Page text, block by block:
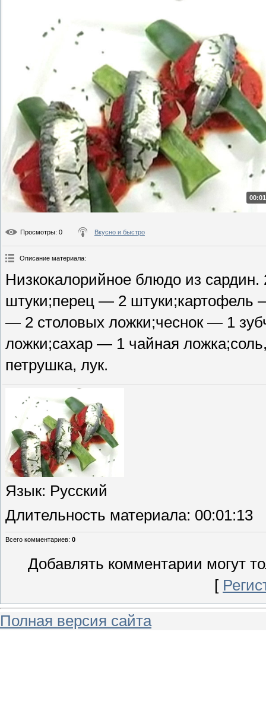
Просмотры: 0 Вкусно и быстро
Описание материала:
Низкокалорийное блюдо из
штуки;перец — 2 штуки;картофель
— 2 столовых ложки;чеснок — 1
ложки;сахар — 1 чайная
петрушка, лук.
Язык: Русский
Длительность материала: 00:01:13
Всего комментариев: 0
Добавлять комментарии могут
[
Полная версия сайта